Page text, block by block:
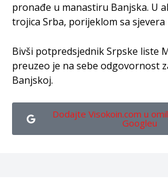
pronađe u manastiru Banjska. U
trojica Srba, porijeklom sa sjevera
Bivši potpredsjednik Srpske liste
preuzeo je na sebe odgovornost
Banjskoj.
Dodajte Visokoin.com u
Googleu